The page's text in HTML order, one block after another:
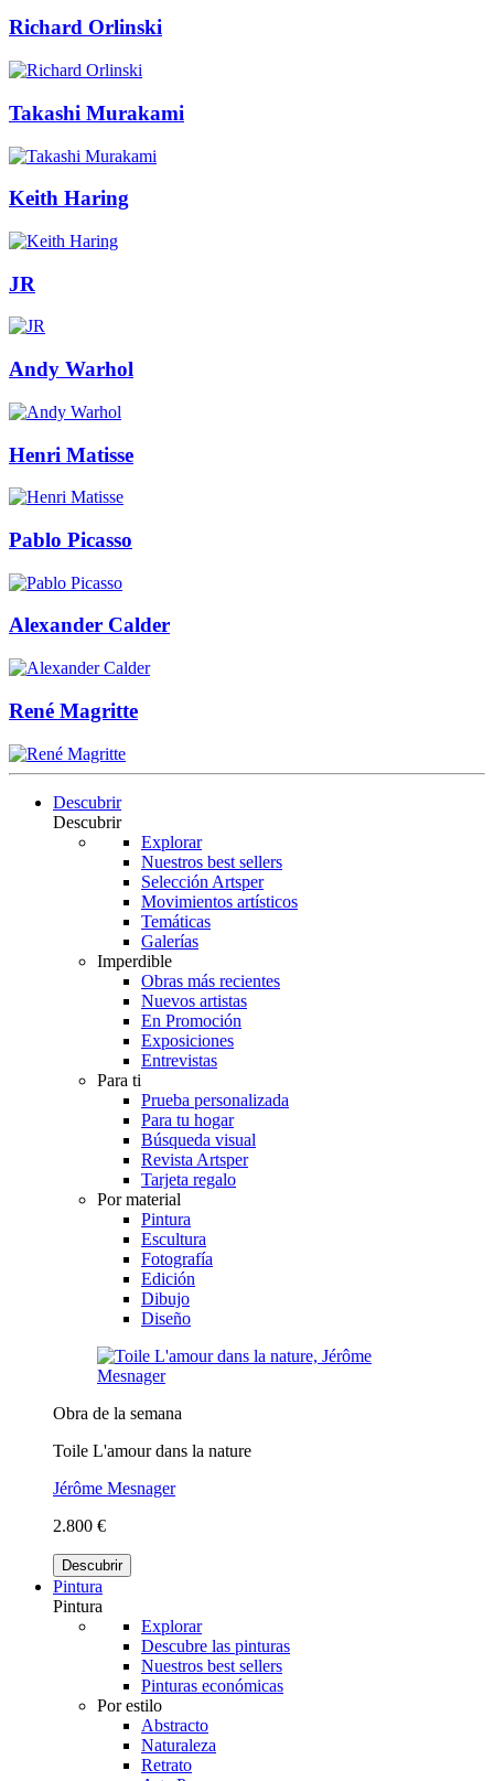
Richard Orlinski
Takashi Murakami
Keith Haring
JR
Andy Warhol
Henri Matisse
Pablo Picasso
Alexander Calder
René Magritte
Descubrir
Descubrir
Explorar
Nuestros best sellers
Selección Artsper
Movimientos artísticos
Temáticas
Galerías
Imperdible
Obras más recientes
Nuevos artistas
En Promoción
Exposiciones
Entrevistas
Para ti
Prueba personalizada
Para tu hogar
Búsqueda visual
Revista Artsper
Tarjeta regalo
Por material
Pintura
Escultura
Fotografía
Edición
Dibujo
Diseño
Obra de la semana
Toile L'amour dans la nature
Jérôme Mesnager
2.800 €
Descubrir
Pintura
Pintura
Explorar
Descubre las pinturas
Nuestros best sellers
Pinturas económicas
Por estilo
Abstracto
Naturaleza
Retrato